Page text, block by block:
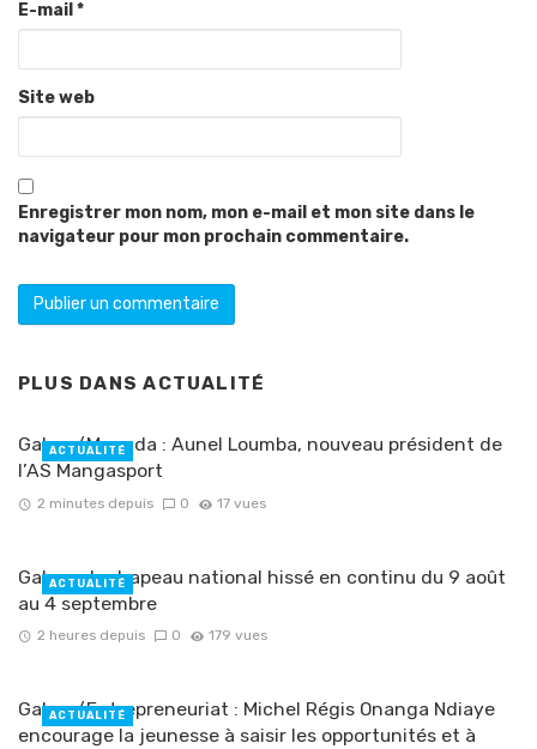
E-mail *
Site web
Enregistrer mon nom, mon e-mail et mon site dans le
navigateur pour mon prochain commentaire.
PLUS DANSACTUALITÉ
Gabon/Moanda : Aunel Loumba, nouveau président de
l’AS Mangasport
2 minutes depuis 0 17 vues
ACTUALITÉ
Gabon : le drapeau national hissé en continu du 9 août
au 4 septembre
2 heures depuis 0 179 vues
ACTUALITÉ
Gabon/Entrepreneuriat : Michel Régis Onanga Ndiaye
encourage la jeunesse à saisir les opportunités et à
ACTUALITÉ